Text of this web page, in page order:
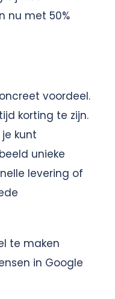
nu met 50%
voordeel.
korting te zijn.
kunt
unieke
levering of
te maken
in Google